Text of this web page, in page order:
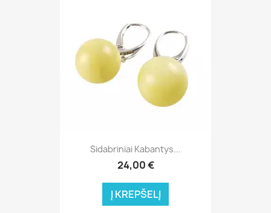
Sidabriniai Kabantys...
24,00 €
Į KREPŠELĮ